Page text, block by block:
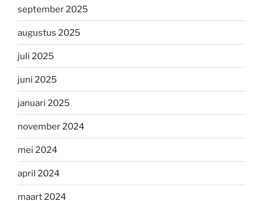
september 2025
augustus 2025
juli 2025
juni 2025
januari 2025
november 2024
mei 2024
april 2024
maart 2024